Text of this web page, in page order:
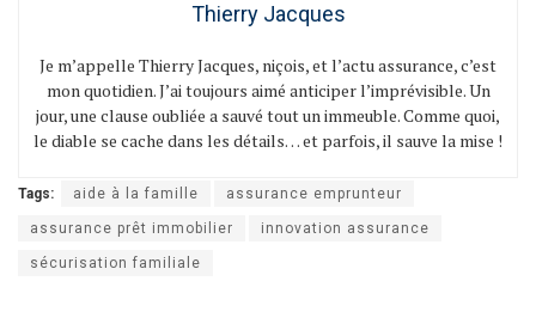
Thierry Jacques
Je m’appelle Thierry Jacques, niçois, et l’actu assurance, c’est
mon quotidien. J’ai toujours aimé anticiper l’imprévisible. Un
jour, une clause oubliée a sauvé tout un immeuble. Comme quoi,
le diable se cache dans les détails… et parfois, il sauve la mise !
Tags: aide à la famille assurance emprunteur
assurance prêt immobilier innovation assurance
sécurisation familiale